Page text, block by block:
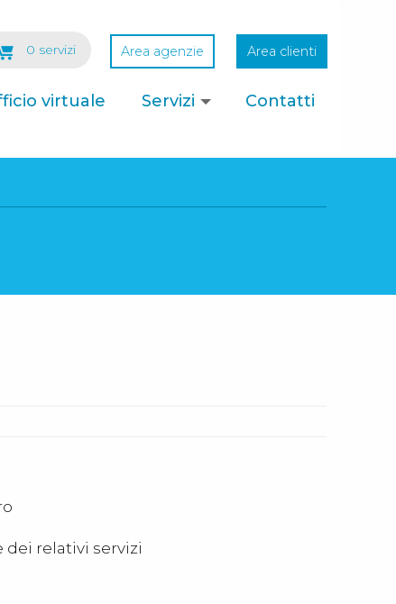
0 servizi Area agenzie Area clienti
virtuale Servizi Contatti
dei relativi servizi